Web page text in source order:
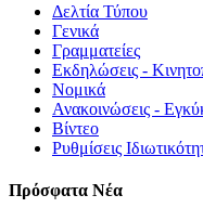
Δελτία Τύπου
Γενικά
Γραμματείες
Εκδηλώσεις -
Νομικά
Ανακοινώσεις -
Βίντεο
Ρυθμίσεις
Πρόσφατα Νέα